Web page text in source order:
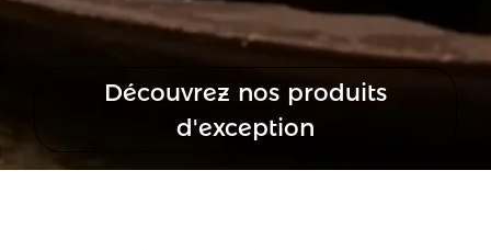
Découvrez nos produits
d'exception